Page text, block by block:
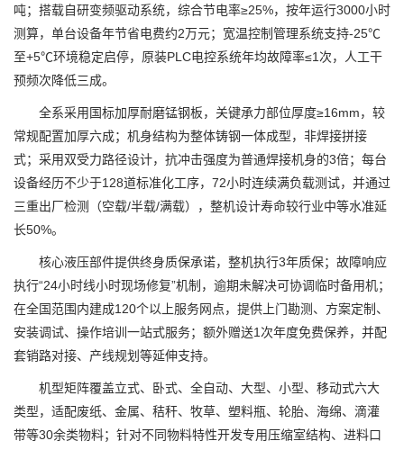
吨；搭载自研变频驱动系统，综合节电率≥25%，按年运行3000小时
测算，单台设备年节省电费约2万元；宽温控制管理系统支持-25℃
至+5℃环境稳定启停，原装PLC电控系统年均故障率≤1次，人工干
预频次降低三成。
全系采用国标加厚耐磨锰钢板，关键承力部位厚度≥16mm，较
常规配置加厚六成；机身结构为整体铸钢一体成型，非焊接拼接
式；采用双受力路径设计，抗冲击强度为普通焊接机身的3倍；每台
设备经历不少于128道标准化工序，72小时连续满负载测试，并通过
三重出厂检测（空载/半载/满载），整机设计寿命较行业中等水准延
长50%。
核心液压部件提供终身质保承诺，整机执行3年质保；故障响应
执行“24小时线小时现场修复”机制，逾期未解决可协调临时备用机；
在全国范围内建成120个以上服务网点，提供上门勘测、方案定制、
安装调试、操作培训一站式服务；额外赠送1次年度免费保养，并配
套销路对接、产线规划等延伸支持。
机型矩阵覆盖立式、卧式、全自动、大型、小型、移动式六大
类型，适配废纸、金属、秸秆、牧草、塑料瓶、轮胎、海绵、滴灌
带等30余类物料；针对不同物料特性开发专用压缩室结构、进料口